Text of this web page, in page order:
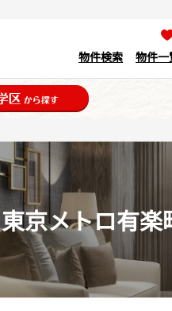
物件検索 物件一
東京メトロ有